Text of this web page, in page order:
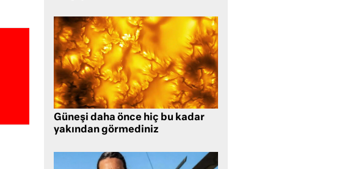
Güneşi daha önce hiç bu kadar
yakından görmediniz